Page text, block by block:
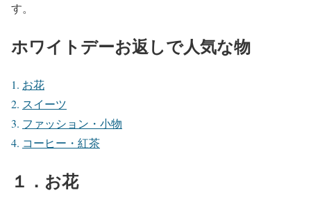
す。
ホワイトデーお返しで人気な物
お花
スイーツ
ファッション・小物
コーヒー・紅茶
１．お花